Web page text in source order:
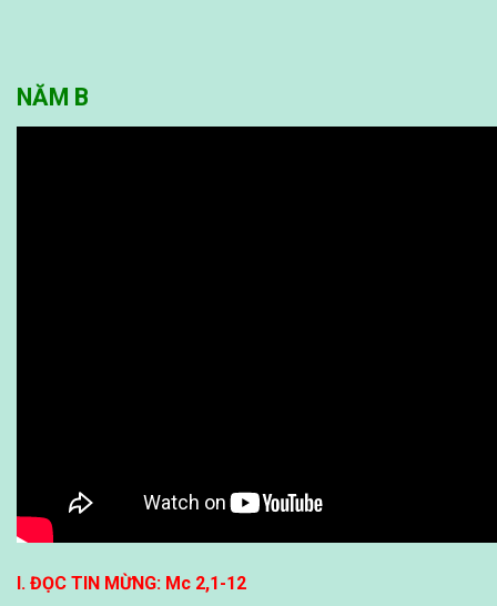
NĂM B
I. ĐỌC TIN MỪNG: Mc 2,1-12